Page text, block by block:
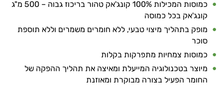
כמוסות המכילות 100% קונג'אק טהור בריכוז גבוה – 500 מ"ג
קונג'אק בכל כמוסה
מופק בתהליך מיצוי טבעי, ללא חומרים משמרים וללא תוספת
סוכר
כמוסות צמחיות מתפרקות בקלות
מיוצר בטכנולוגיה המייעלת ומאיצה את תהליך ההפקה של
החומר הפעיל בצורה מבוקרת ומאוזנת